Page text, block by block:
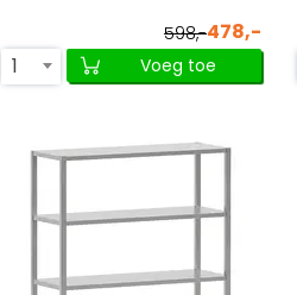
598,-478,-
1
Voeg toe